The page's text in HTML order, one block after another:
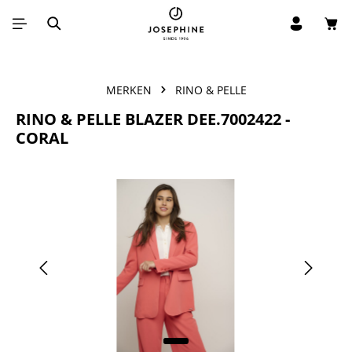
Ga naar de hoofdinhoud
MERKEN RINO & PELLE
RINO & PELLE BLAZER DEE.7002422 -
CORAL
Afbeeldingengalerij overslaan